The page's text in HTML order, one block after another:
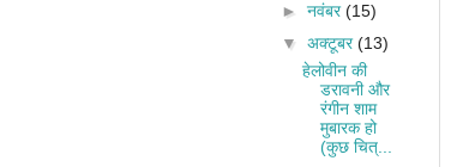
► नवंबर(15)
▼ अक्टूबर(13)
हेलोवीन की
डरावनी और
रंगीन शाम
मुबारक हो
(कुछ चित्...